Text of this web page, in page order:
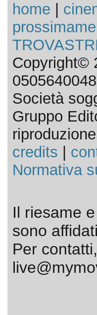
home
Copyright©
Società
Gruppo
credits
Normativa
Il riesame
sono
Per